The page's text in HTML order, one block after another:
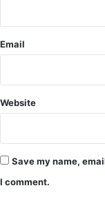
रे
श्ते
रा
सं
Email
Website
Save my name,
I comment.